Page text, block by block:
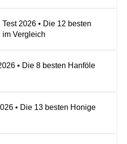
2026 • Die 12 besten
im Vergleich
• Die 8 besten Hanföle
• Die 13 besten Honige